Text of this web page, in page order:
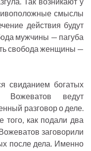
смыслы
действия будут
мужчины — пагуба
свобода женщины —
свиданием богатых
ведут
разговор о деле.
того, как подали два
заговорили
после дела. Именно